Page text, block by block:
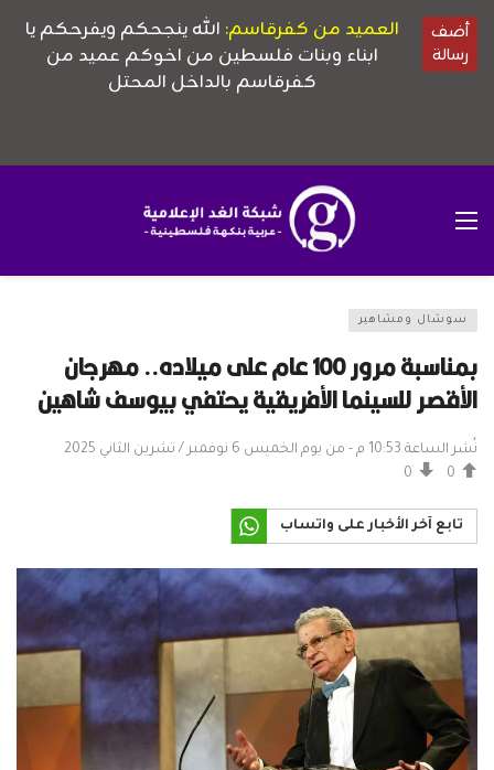
سوشال ومشاهير
بمناسبة مرور 100 عام على ميلاده.. مهرجان
الأقصر للسينما الأفريقية يحتفي بيوسف شاهين
نُشر الساعة 10:53 م - من يوم الخميس 6 نوفمبر / تشرين الثاني 2025
0
0
تابع آخر الأخبار على واتساب